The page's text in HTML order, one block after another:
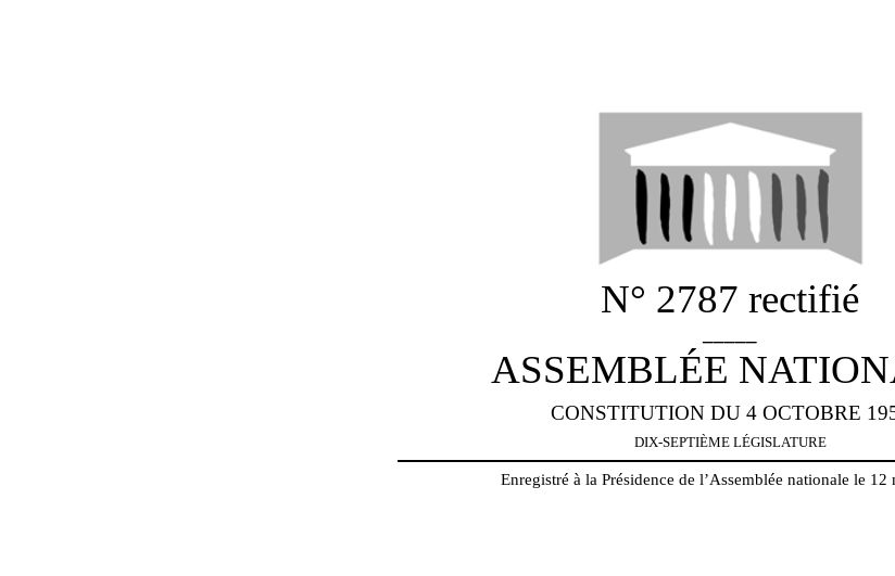
N° 2787 rectifié
ASSEMBLÉE
CONSTITUTION DU 4 OCTOBRE
DIX-SEPTIÈME LÉGISLATURE
Enregistré à la Présidence de l’Assemblée nationale le 12